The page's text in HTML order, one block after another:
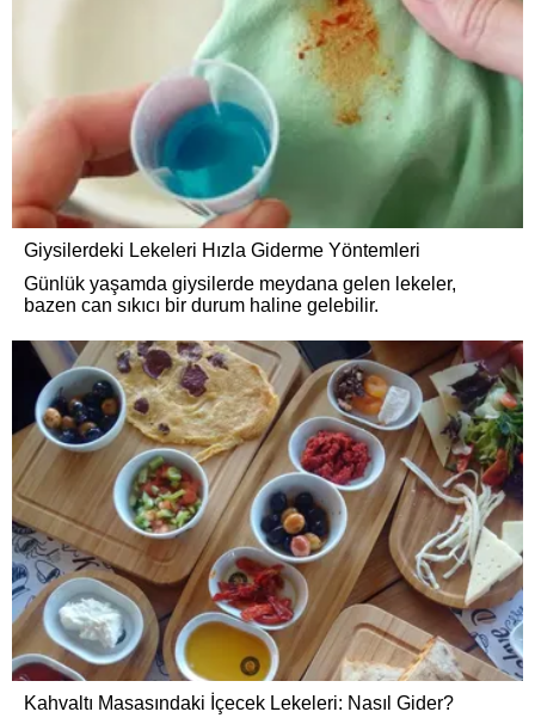
Giysilerdeki Lekeleri Hızla Giderme Yöntemleri
Günlük yaşamda giysilerde meydana gelen lekeler,
bazen can sıkıcı bir durum haline gelebilir.
Kahvaltı Masasındaki İçecek Lekeleri: Nasıl Gider?